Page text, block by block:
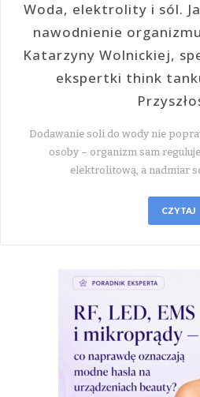
Woda, elektrolity i sól.
nawodnienie
Katarzyny Wolnickiej,
ekspertki think
Dodawanie soli do wody nie
osoby – organizm sam
elektrolitową, a nadmiar
CZYTAJ